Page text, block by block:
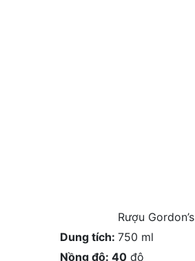
Rượu
Dung tích: 750 ml
Nồng độ: 40 độ